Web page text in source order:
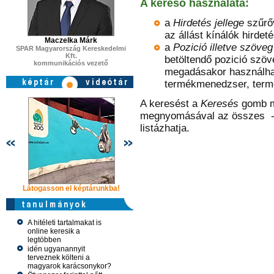
Maczelka Márk
SPAR Magyarország Kereskedelmi
Kft.
kommunikációs vezető
Látogasson el képtárunkba!
A hitéleti tartalmakat is
online keresik a
legtöbben
idén ugyanannyit
terveznek költeni a
magyarok karácsonykor?
A kereső használata:
a Hirdetés jellege
az állást kínálók
a Pozició illetve szöveg
betöltendő pozició
megadásakor
termékmenedzser,
A keresést a Keresés gomb
megnyomásával az összes
listázhatja.